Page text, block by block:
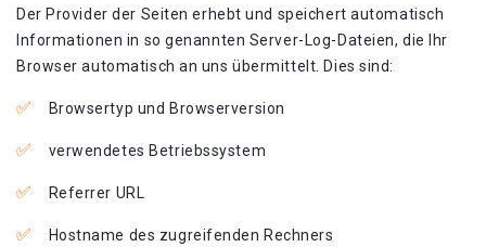
Der Provider der Seiten erhebt und speichert automatisch
Informationen in so genannten Server-Log-Dateien, die Ihr
Browser automatisch an uns übermittelt. Dies sind:
Browsertyp und Browserversion
verwendetes Betriebssystem
Referrer URL
Hostname des zugreifenden Rechners